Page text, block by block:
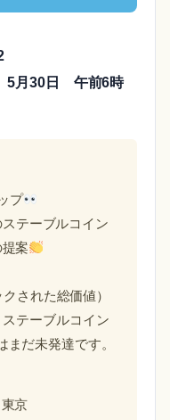
月30日 午前6時
プ
テーブルコイン
案
された総価値）
テーブルコイン
まだ未発達です。
京